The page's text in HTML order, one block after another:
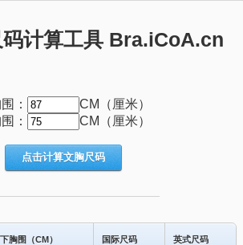
计算工具 Bra.iCoA.cn
：
CM（厘米）
：
CM（厘米）
点击计算文胸尺码
下胸围（CM） 国际尺码 英式尺码